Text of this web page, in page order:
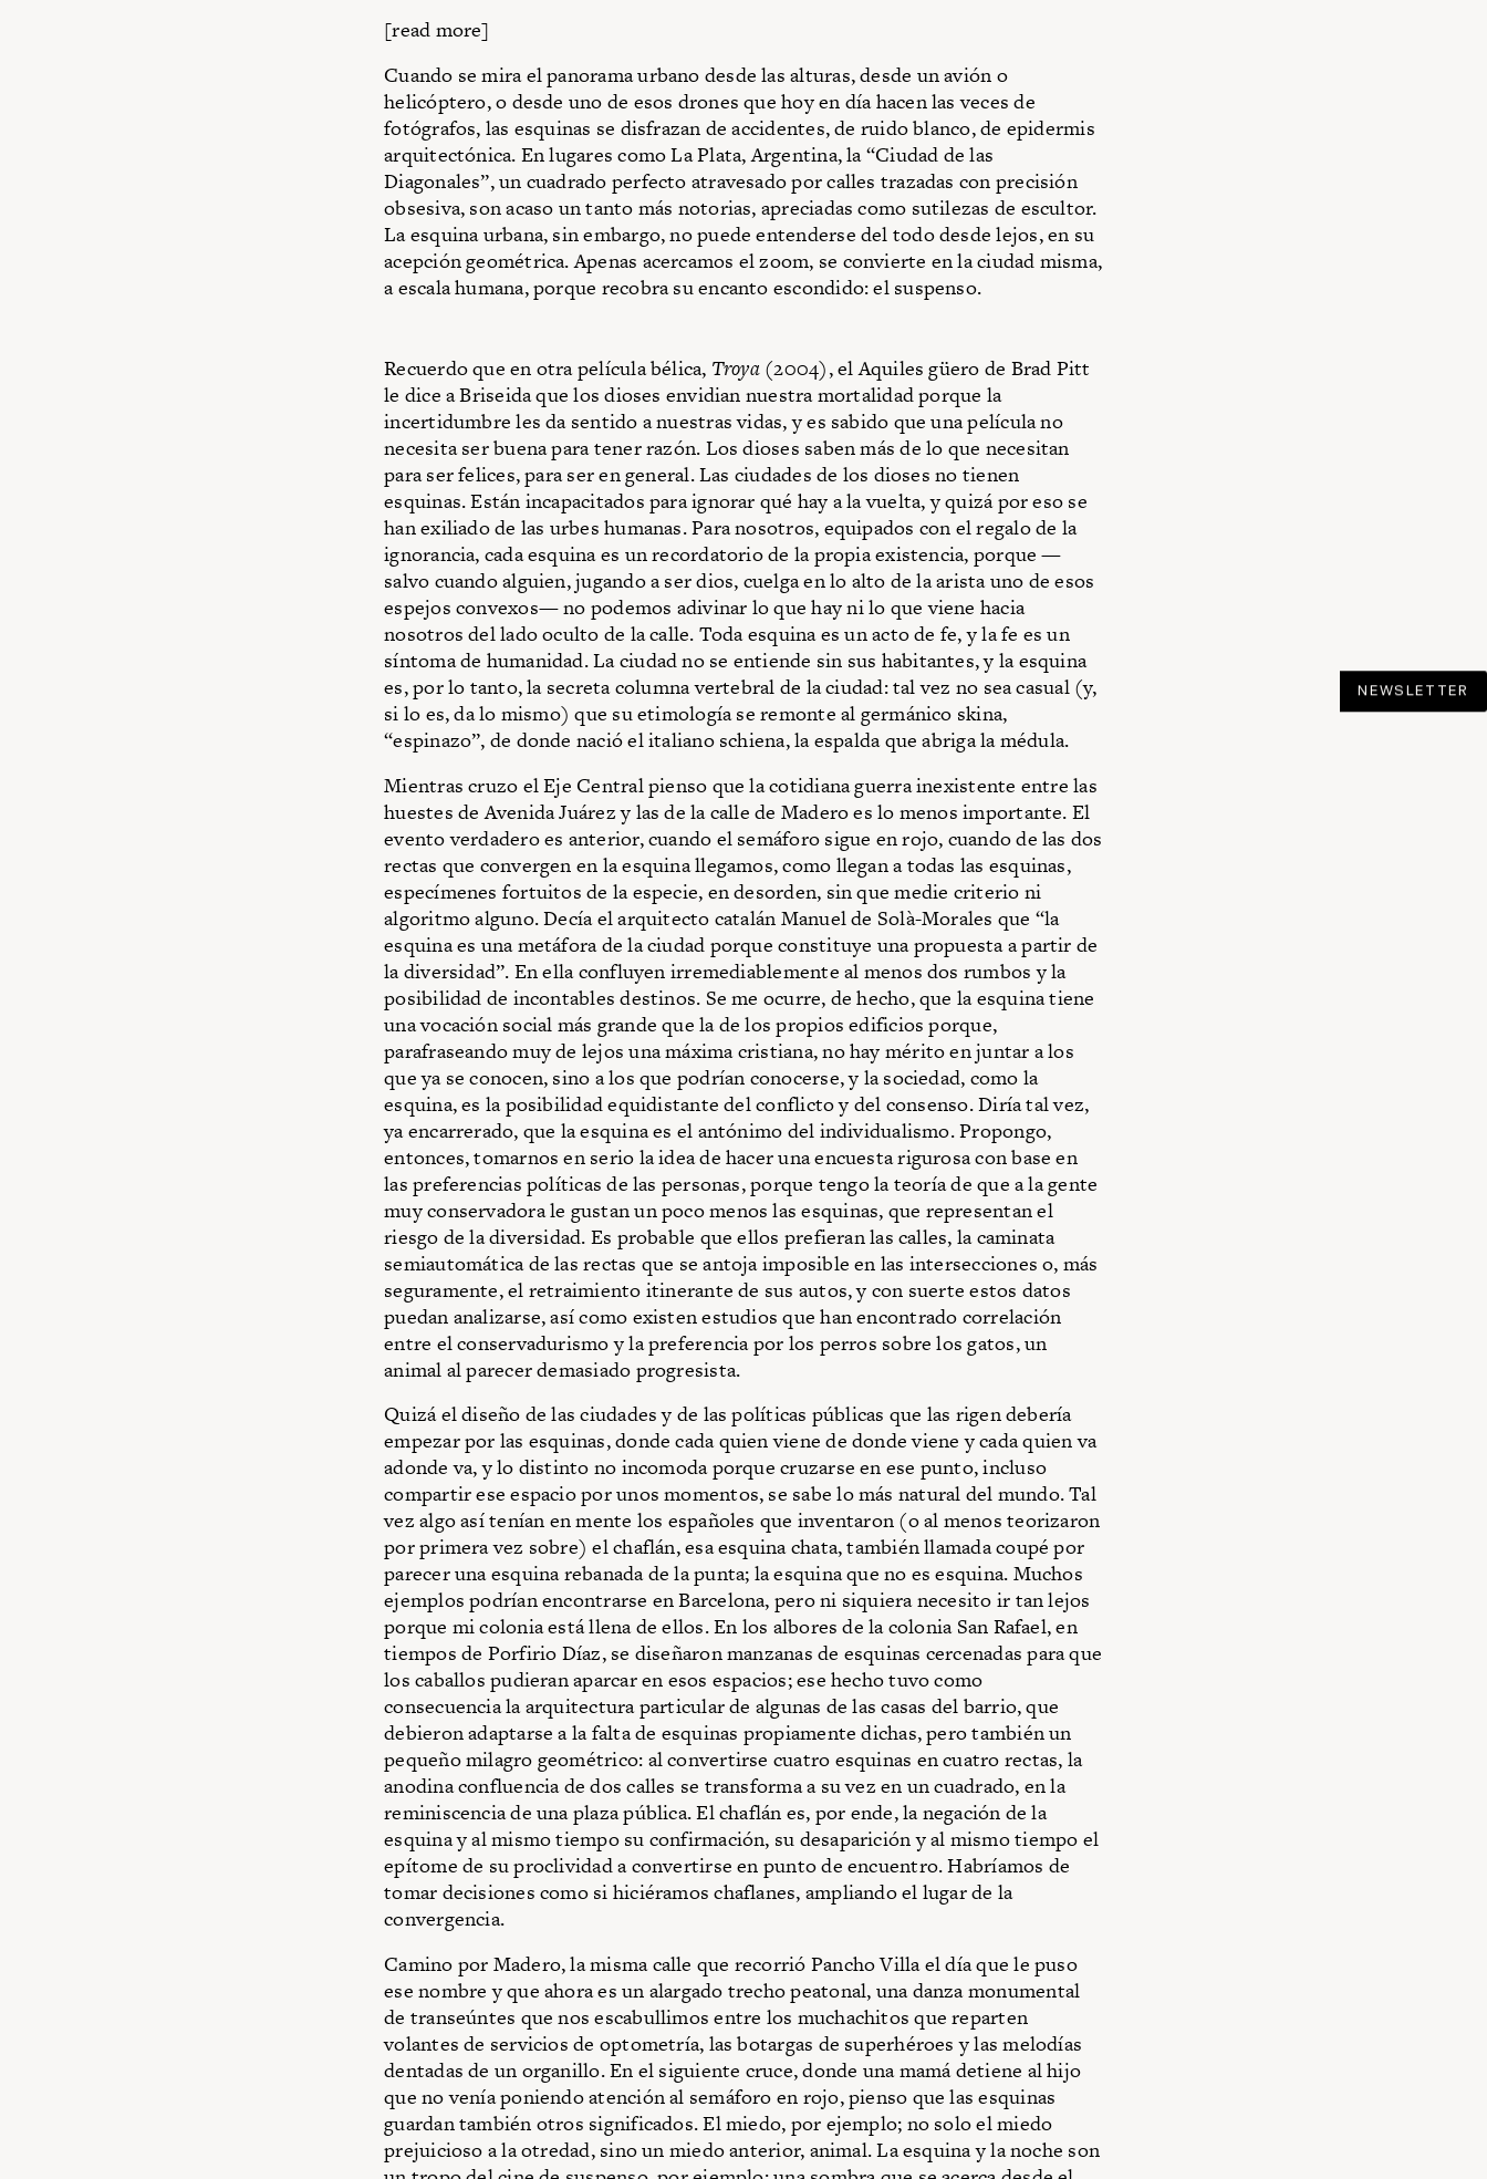
[read more]
Cuando se mira el panorama urbano desde las alturas, desde un avión o
helicóptero, o desde uno de esos drones que hoy en día hacen las veces de
fotógrafos, las esquinas se disfrazan de accidentes, de ruido blanco, de epidermis
arquitectónica. En lugares como La Plata, Argentina, la “Ciudad de las
Diagonales”, un cuadrado perfecto atravesado por calles trazadas con precisión
obsesiva, son acaso un tanto más notorias, apreciadas como sutilezas de escultor.
La esquina urbana, sin embargo, no puede entenderse del todo desde lejos, en su
acepción geométrica. Apenas acercamos el zoom, se convierte en la ciudad misma,
a escala humana, porque recobra su encanto escondido: el suspenso.
Recuerdo que en otra película bélica, Troya(2004), el Aquiles güero de Brad Pitt
le dice a Briseida que los dioses envidian nuestra mortalidad porque la
incertidumbre les da sentido a nuestras vidas, y es sabido que una pe­lícula no
necesita ser buena para tener razón. Los dioses saben más de lo que necesitan
para ser felices, para ser en general. Las ciudades de los dioses no tienen
esquinas. Están incapacitados para ignorar qué hay a la vuelta, y quizá por eso se
han exiliado de las urbes humanas. Para nosotros, equipados con el regalo de la
ignorancia, cada esquina es un recordatorio de la propia existencia, porque —
salvo cuando alguien, jugando a ser dios, cuelga en lo alto de la arista uno de esos
espejos convexos— no podemos adivinar lo que hay ni lo que viene hacia
nosotros del lado oculto de la calle. Toda esquina es un acto de fe, y la fe es un
síntoma de huma­nidad. La ciudad no se entiende sin sus habi­tantes, y la esquina
es, por lo tanto, la secreta columna vertebral de la ciudad: tal vez no sea casual (y,
si lo es, da lo mismo) que su etimología se remonte al germánico skina,
“espinazo”, de donde nació el italiano schiena, la espalda que abriga la médula.
Mientras cruzo el Eje Central pienso que la cotidiana guerra inexistente entre las
huestes de Avenida Juárez y las de la calle de Madero es lo menos importante. El
evento verdadero es anterior, cuando el semáforo sigue en rojo, cuando de las dos
rectas que convergen en la esquina llegamos, como llegan a todas las esquinas,
especímenes fortuitos de la especie, en desorden, sin que medie criterio ni
algoritmo alguno. Decía el arquitecto catalán Manuel de Solà-Morales que “la
esquina es una metáfora de la ciudad porque constituye una propuesta a partir de
la diversidad”. En ella confluyen irremediablemente al menos dos rumbos y la
posibilidad de incontables destinos. Se me ocurre, de hecho, que la esquina tiene
una vocación social más grande que la de los propios edificios porque,
parafraseando muy de lejos una máxima cristiana, no hay mérito en juntar a los
que ya se conocen, sino a los que podrían conocerse, y la sociedad, como la
esquina, es la posibilidad equidistante del conflicto y del consenso. Diría tal vez,
ya encarrerado, que la esquina es el antónimo del individualismo. Propongo,
entonces, tomarnos en serio la idea de hacer una encuesta rigurosa con base en
las preferencias políticas de las personas, porque tengo la teoría de que a la gente
muy conservadora le gustan un poco menos las esquinas, que representan el
riesgo de la diversidad. Es probable que ellos prefieran las calles, la caminata
semiautomática de las rectas que se antoja imposible en las intersecciones o, más
seguramente, el retraimiento itinerante de sus autos, y con suerte estos datos
puedan analizarse, así como existen estudios que han encontrado correlación
entre el conservadurismo y la preferencia por los perros sobre los gatos, un
animal al parecer demasiado progresista.
Quizá el diseño de las ciudades y de las políticas públicas que las rigen debería
empezar por las esquinas, donde cada quien viene de donde viene y cada quien va
adonde va, y lo distinto no incomoda porque cruzarse en ese punto, in­cluso
compartir ese espacio por unos momentos, se sabe lo más natural del mundo. Tal
vez algo así tenían en mente los españoles que inventaron (o al menos teorizaron
por primera vez sobre) el chaflán, esa esquina chata, también llamada coupé por
parecer una esquina rebanada de la punta; la esquina que no es esquina. Muchos
ejemplos podrían encontrarse en Barcelona, pero ni siquiera necesito ir tan lejos
porque mi colonia está llena de ellos. En los albores de la colonia San Rafael, en
tiempos de Porfirio Díaz, se diseñaron manzanas de esquinas cercenadas para que
los caballos pudieran aparcar en esos espacios; ese hecho tuvo como
consecuencia la arquitectura particular de algunas de las casas del barrio, que
debieron adaptarse a la falta de esquinas propiamente dichas, pero también un
pequeño milagro geométrico: al convertirse cuatro esquinas en cuatro rectas, la
anodina confluencia de dos calles se transforma a su vez en un cuadrado, en la
reminiscencia de una plaza pública. El chaflán es, por ende, la negación de la
esquina y al mismo tiempo su confirmación, su desaparición y al mismo tiempo el
epítome de su proclividad a convertirse en punto de encuentro. Habríamos de
tomar decisiones como si hiciéramos chaflanes, ampliando el lugar de la
convergencia.
Camino por Madero, la misma calle que re­corrió Pancho Villa el día que le puso
ese nombre y que ahora es un alargado trecho peatonal, una danza monumental
de transeúntes que nos escabullimos entre los muchachitos que reparten
volantes de servicios de optometría, las botargas de superhéroes y las melodías
dentadas de un organillo. En el siguiente cruce, donde una mamá detiene al hijo
que no venía poniendo atención al semáforo en rojo, pienso que las esquinas
guardan también otros significados. El miedo, por ejemplo; no solo el miedo
prejuicioso a la otredad, sino un miedo anterior, animal. La esquina y la noche son
NEWSLETTER